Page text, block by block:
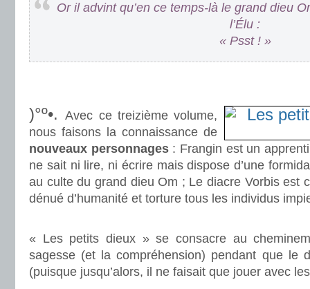
Or il advint qu’en ce temps-là le grand dieu
l’Élu :
« Psst ! »
)°º•.Avec ce treizième volume,
nous faisons la connaissance de
nouveaux personnages: Frangin est un
ne sait ni lire, ni écrire mais dispose d’une
au culte du grand dieu Om ; Le diacre Vorbis est
dénué d’humanité et torture tous les individus
« Les petits dieux » se consacre au
sagesse (et la compréhension) pendant que le
(puisque jusqu’alors, il ne faisait que jouer avec